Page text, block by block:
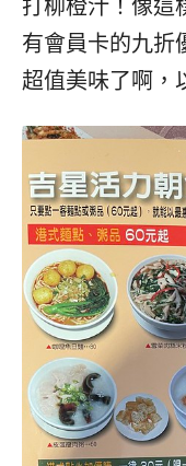
打柳橙汁！像這
有會員卡的九折
超值美味了啊，